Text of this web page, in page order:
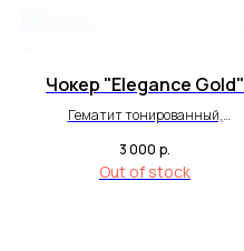
Чокер "Elegance Gold"
Гематит тонированный,
3 000 р.
Out of stock